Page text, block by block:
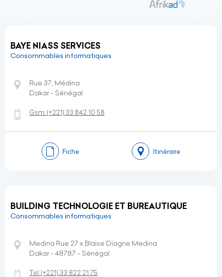
BAYE NIASS SERVICES
Consommables informatiques
Rue 37, Médina
Dakar - Sénégal
Gsm:(+221) 33 842 10 58
Fiche Itinéraire
BUILDING TECHNOLOGIE ET BUREAUTIQUE
Consommables informatiques
Medina Rue 27 x Blaise Diagne Medina
Dakar - 48787 - Sénégal
Tel:(+221) 33 822 21 75